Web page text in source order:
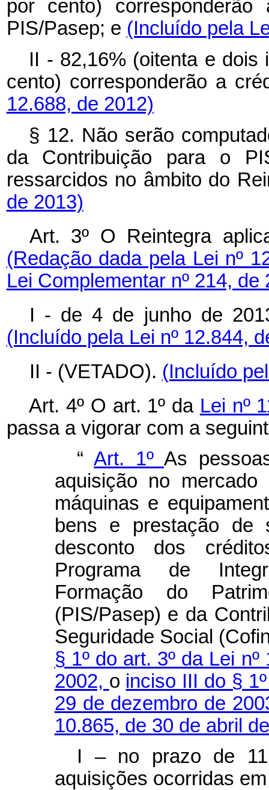
por cento)
PIS/Pasep; e (Incluído pela
II - 82,16% (oitenta e dois
cento) corresponderão a
12.688, de 2012)
§ 12. Não serão
da Contribuição para o
ressarcidos no âmbito do
de 2013)
Art. 3º O Reintegra
(Redação dada pela Lei nº
Lei Complementar nº 214, de
I - de 4 de junho de
(Incluído pela Lei nº 12.844,
II - (VETADO). (Incluído
Art. 4º O art. 1º da Lei nº
passa a vigorar com a
“Art. 1ºAs
aquisição no
máquinas e
bens e prestação de
desconto dos
Programa de
Formação do
(PIS/Pasep) e da
Seguridade Social
§ 1º do art. 3º da Lei
2002, o inciso III do §
29 de dezembro de
10.865, de 30 de abril
I – no prazo de
aquisições ocorridas